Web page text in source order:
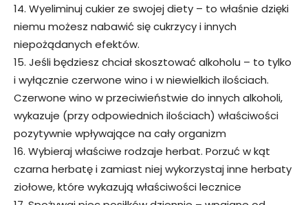
14. Wyeliminuj cukier ze swojej diety – to właśnie dzięki
niemu możesz nabawić się cukrzycy i innych
niepożądanych efektów.
15. Jeśli będziesz chciał skosztować alkoholu – to tylko
i wyłącznie czerwone wino i w niewielkich ilościach.
Czerwone wino w przeciwieństwie do innych alkoholi,
wykazuje (przy odpowiednich ilościach) właściwości
pozytywnie wpływające na cały organizm
16. Wybieraj właściwe rodzaje herbat. Porzuć w kąt
czarna herbatę i zamiast niej wykorzystaj inne herbaty
ziołowe, które wykazują właściwości lecznice